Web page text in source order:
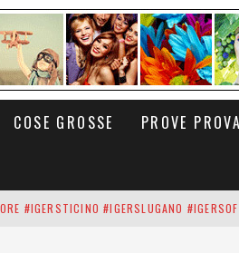
COSE GROSSE PROVE
#IGERSTICINO #IGERSLUGANO